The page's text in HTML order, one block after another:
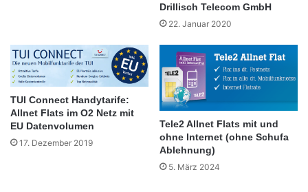
Drillisch Telecom GmbH
22. Januar 2020
TUI Connect Handytarife:
Allnet Flats im O2 Netz mit
EU Datenvolumen
17. Dezember 2019
Tele2 Allnet Flats mit und
ohne Internet (ohne Schufa
Ablehnung)
5. März 2024